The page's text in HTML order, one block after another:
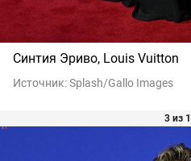
Синтия Эриво, Louis Vuitton
Источник:Splash/Gallo Images
3 из